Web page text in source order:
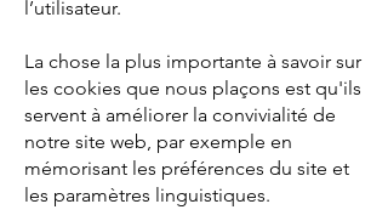
l’utilisateur.
La chose la plus importante à savoir sur
les cookies que nous plaçons est qu'ils
servent à améliorer la convivialité de
notre site web, par exemple en
mémorisant les préférences du site et
les paramètres linguistiques.